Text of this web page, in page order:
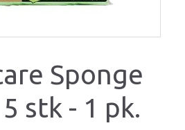
Sponge
stk - 1 pk.